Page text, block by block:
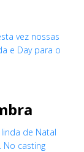
vez nossas
e Day para o
de Natal
No casting